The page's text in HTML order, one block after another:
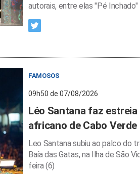
autorais, entre elas "Pé Inchado"
FAMOSOS
09h50 de 07/08/2026
Léo Santana faz
africano de Cabo Verde
Leo Santana subiu ao palco do
Baía das Gatas, na Ilha de São
feira (6)